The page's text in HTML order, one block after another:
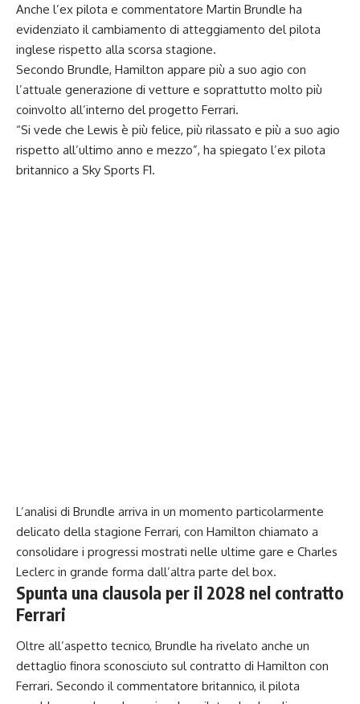
Anche l’ex pilota e commentatore Martin Brundle ha
evidenziato il cambiamento di atteggiamento del pilota
inglese rispetto alla scorsa stagione.
Secondo Brundle, Hamilton appare più a suo agio con
l’attuale generazione di vetture e soprattutto molto più
coinvolto all’interno del progetto Ferrari.
“Si vede che Lewis è più felice, più rilassato e più a suo agio
rispetto all’ultimo anno e mezzo”, ha spiegato l’ex pilota
britannico a Sky Sports F1.
L’analisi di Brundle arriva in un momento particolarmente
delicato della stagione Ferrari, con Hamilton chiamato a
consolidare i progressi mostrati nelle ultime gare e Charles
Leclerc in grande forma dall’altra parte del box.
Spunta una clausola per il 2028 nel contratto
Ferrari
Oltre all’aspetto tecnico, Brundle ha rivelato anche un
dettaglio finora sconosciuto sul contratto di Hamilton con
Ferrari. Secondo il commentatore britannico, il pilota